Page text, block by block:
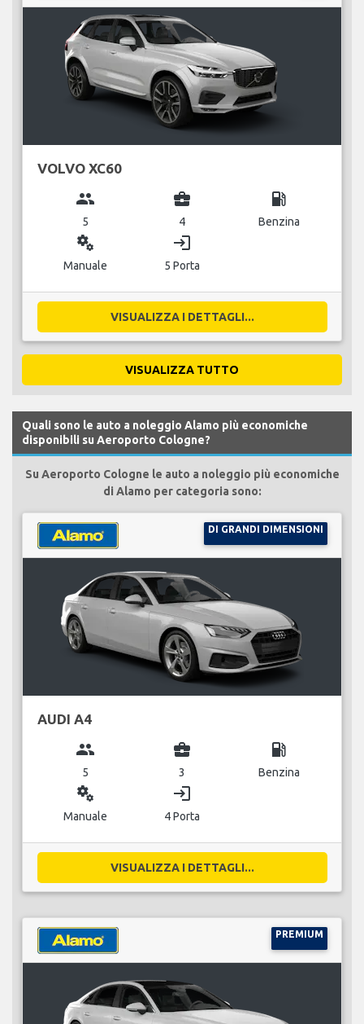
VOLVO XC60
group
5
business_center
4
local_gas_station
Benzina
miscellaneous_services
Manuale
login
5 Porta
VISUALIZZA I DETTAGLI...
VISUALIZZA TUTTO
Quali sono le auto a noleggio Alamo più economiche
disponibili su Aeroporto Cologne?
Su Aeroporto Cologne le auto a noleggio più economiche
di Alamo per categoria sono:
DI GRANDI DIMENSIONI
AUDI A4
group
5
business_center
3
local_gas_station
Benzina
miscellaneous_services
Manuale
login
4 Porta
VISUALIZZA I DETTAGLI...
PREMIUM